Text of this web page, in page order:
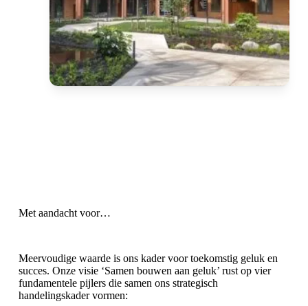
Met aandacht voor…
Meervoudige waarde is ons kader voor toekomstig geluk en
succes. Onze visie ‘Samen bouwen aan geluk’ rust op vier
fundamentele pijlers die samen ons strategisch
handelingskader vormen: